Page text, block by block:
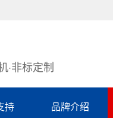
·非标定制
持 品牌介绍